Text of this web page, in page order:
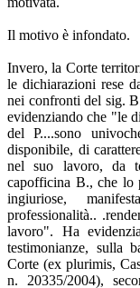
Il motivo è infondato.
Invero, la Corte
le dichiarazioni rese
nei confronti del sig.
evidenziando che "le
del P....sono
disponibile, di
nel suo lavoro, da
capofficina B., che lo
ingiuriose,
professionalità..
lavoro". Ha
testimonianze, sulla
Corte (ex plurimis,
n. 20335/2004),